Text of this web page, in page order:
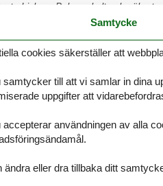
Lisboa. Boka enkelt och säkert
semester med gott om tid
Samtycke
cookies säkerställer att
samtycker till att vi samlar in dina
uppgifter att
accepterar användningen av alla
ändra eller dra tillbaka ditt